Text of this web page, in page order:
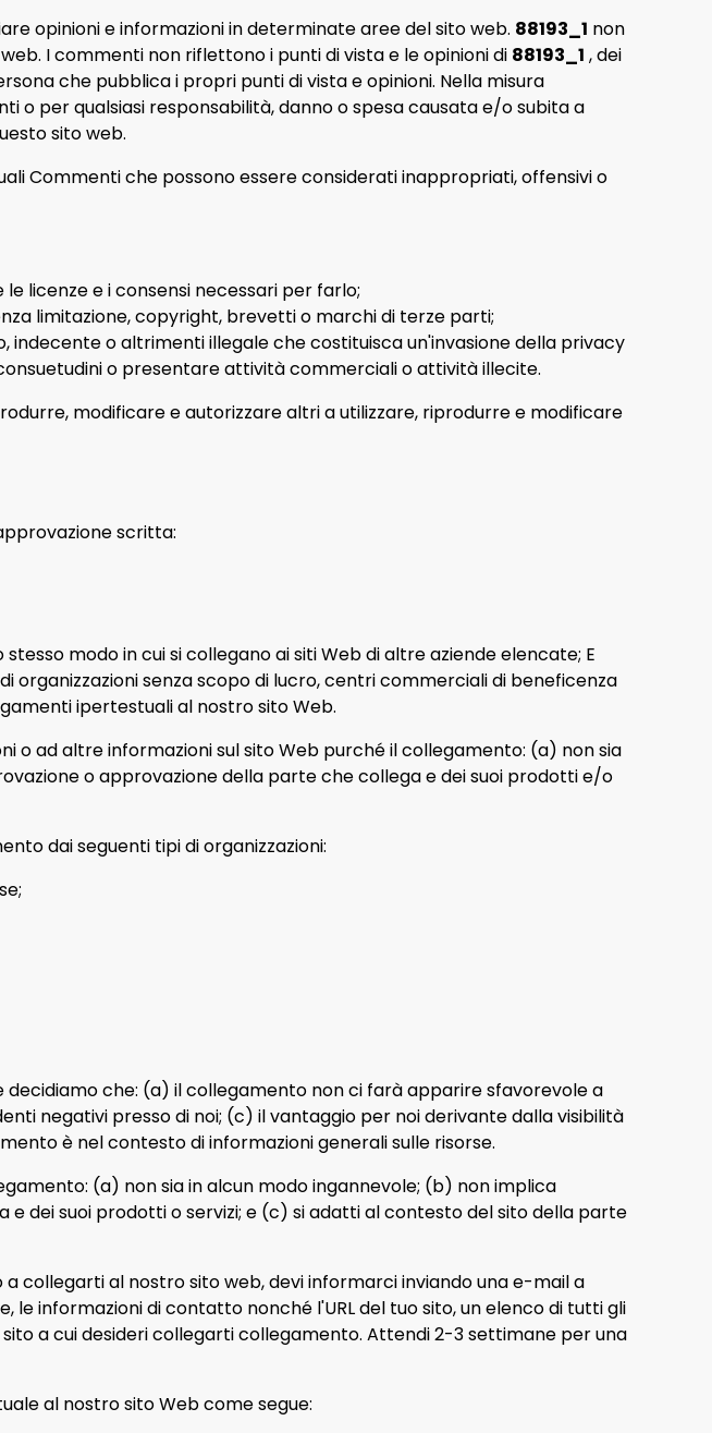
opinioni e informazioni in determinate aree del sito web. 88193_1 non
I commenti non riflettono i punti di vista e le opinioni di 88193_1 , dei
che pubblica i propri punti di vista e opinioni. Nella misura
o per qualsiasi responsabilità, danno o spesa causata e/o subita a
sito web.
Commenti che possono essere considerati inappropriati, offensivi o
licenze e i consensi necessari per farlo;
limitazione, copyright, brevetti o marchi di terze parti;
o altrimenti illegale che costituisca un'invasione della privacy
o presentare attività commerciali o attività illecite.
modificare e autorizzare altri a utilizzare, riprodurre e modificare
scritta:
modo in cui si collegano ai siti Web di altre aziende elencate; E
organizzazioni senza scopo di lucro, centri commerciali di beneficenza
ipertestuali al nostro sito Web.
o ad altre informazioni sul sito Web purché il collegamento: (a) non sia
o approvazione della parte che collega e dei suoi prodotti e/o
dai seguenti tipi di organizzazioni:
che: (a) il collegamento non ci farà apparire sfavorevole a
negativi presso di noi; (c) il vantaggio per noi derivante dalla visibilità
è nel contesto di informazioni generali sulle risorse.
(a) non sia in alcun modo ingannevole; (b) non implica
dei suoi prodotti o servizi; e (c) si adatti al contesto del sito della parte
collegarti al nostro sito web, devi informarci inviando una e-mail a
le informazioni di contatto nonché l'URL del tuo sito, un elenco di tutti gli
a cui desideri collegarti collegamento. Attendi 2-3 settimane per una
al nostro sito Web come segue: